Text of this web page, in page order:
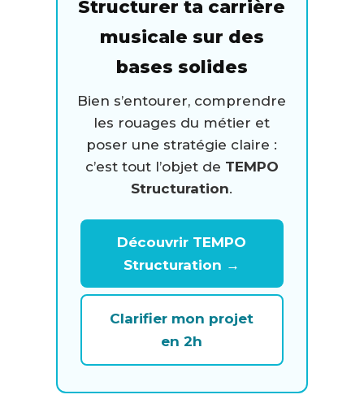
Structurer ta carrière
musicale sur des
bases solides
Bien s’entourer, comprendre
les rouages du métier et
poser une stratégie claire :
c’est tout l’objet de TEMPO
Structuration.
Découvrir TEMPO
Structuration →
Clarifier mon projet
en 2h